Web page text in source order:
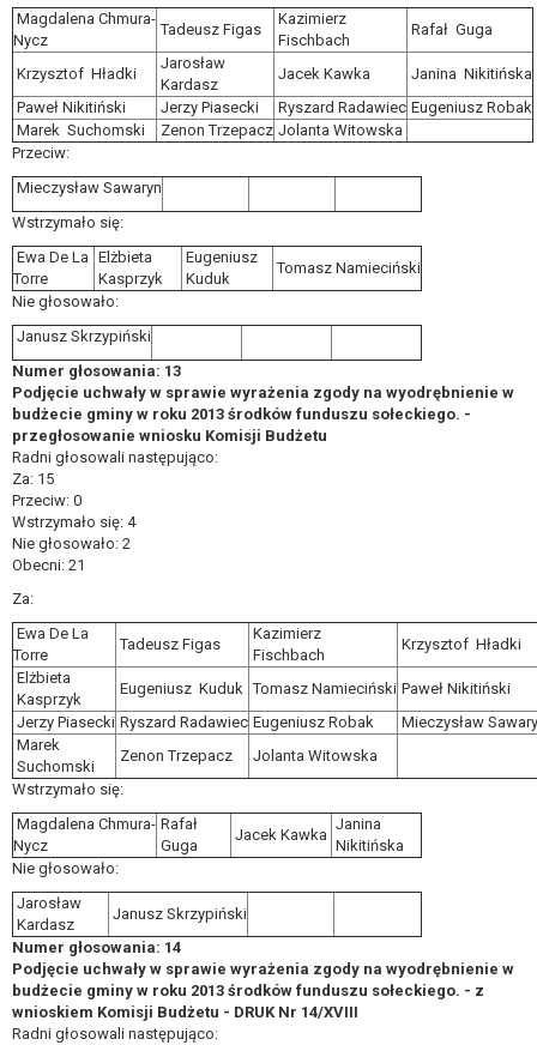
Magdalena Chmura-
Nycz
Tadeusz Figas
Kazimierz
Fischbach
Rafał Guga
Krzysztof Hładki
Jarosław
Kardasz
Jacek Kawka
Janina Nikitińska
Paweł Nikitiński
Jerzy Piasecki Ryszard Radawiec Eugeniusz Robak
Marek Suchomski
Zenon Trzepacz Jolanta Witowska
Przeciw:
Mieczysław Sawaryn
Wstrzymało się:
Ewa De La
Torre
Elżbieta
Kasprzyk
Eugeniusz
Kuduk
Tomasz Namieciński
Nie głosowało:
Janusz Skrzypiński
Numer głosowania: 13
Podjęcie uchwały w sprawie wyrażenia zgody na wyodrębnienie w
budżecie gminy w roku 2013 środków funduszu sołeckiego. -
przegłosowanie wniosku Komisji Budżetu
Radni głosowali następująco:
Za: 15
Przeciw: 0
Wstrzymało się: 4
Nie głosowało: 2
Obecni: 21
Za:
Ewa De La
Torre
Tadeusz Figas
Kazimierz
Fischbach
Krzysztof Hładki
Elżbieta
Kasprzyk
Eugeniusz Kuduk Tomasz Namieciński Paweł Nikitiński
Jerzy Piasecki Ryszard Radawiec Eugeniusz Robak
Mieczysław
Marek
Suchomski
Zenon Trzepacz
Jolanta Witowska
Wstrzymało się:
Magdalena Chmura-
Nycz
Rafał
Guga
Jacek Kawka
Janina
Nikitińska
Nie głosowało:
Jarosław
Kardasz
Janusz Skrzypiński
Numer głosowania: 14
Podjęcie uchwały w sprawie wyrażenia zgody na wyodrębnienie w
budżecie gminy w roku 2013 środków funduszu sołeckiego. - z
wnioskiem Komisji Budżetu - DRUK Nr 14/XVIII
Radni głosowali następująco: